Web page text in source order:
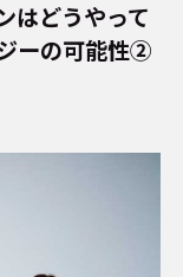
はどうやって
ーの可能性②